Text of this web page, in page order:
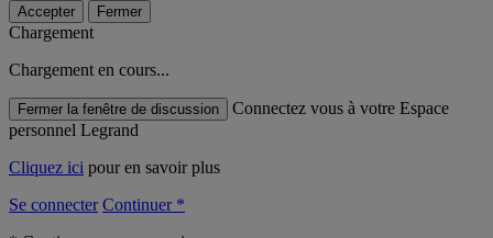
Accepter Fermer
Chargement
Chargement en cours...
Fermer la fenêtre de discussion
Connectez vous à votre Espace
personnel Legrand
Cliquez ici pour en savoir plus
Se connecter Continuer *